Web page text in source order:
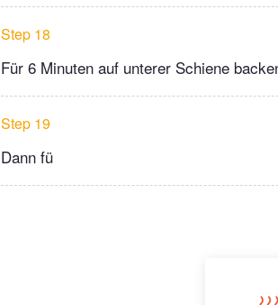
Step 18
Für 6 Minuten auf unterer Schiene
Step 19
Dann fü